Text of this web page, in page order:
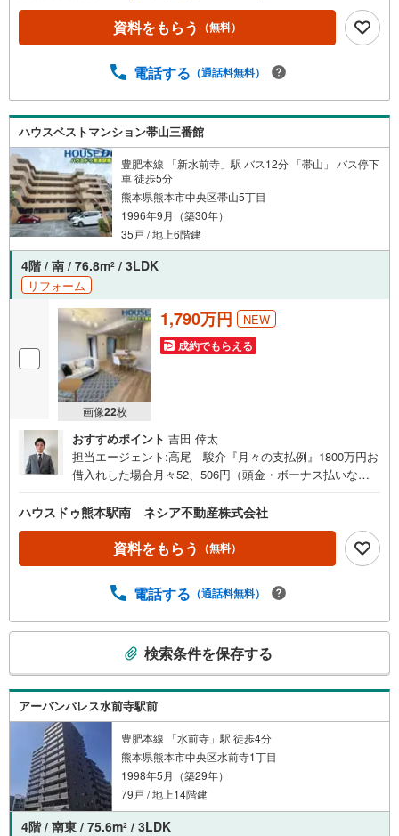
資料をもらう （無料）
電話する （通話料無料）
ハウスベストマンション帯山三番館
豊肥本線 「新水前寺」駅 バス12分 「帯山」 バス停下
車 徒歩5分
熊本県熊本市中央区帯山5丁目
1996年9月（築30年）
35戸 / 地上6階建
4階 / 南 / 76.8m2 / 3LDK
リフォーム
画像22枚
1,790万円 NEW
成約でもらえる
おすすめポイント 吉田 倖太
担当エージェント:高尾 駿介『月々の支払例』1800万円お
借入れした場合月々52、506円（頭金・ボーナス払いなし
で一例です。）『周辺環境』・帯山小学校まで徒歩10分
（約750メートル）・西原中学校まで徒歩14分（約1090メ
ートル）・ゆめマート帯山まで徒歩5分（約370メート
ル）・セブンイレブン熊本帯山5丁目店まで徒歩6分（約41
ル）ハウスドゥ熊本駅南では、多種多様な不動産情報をご
することができますので、まずはご気軽にご相談くださ
ハウスドゥ熊本駅南 ネシア不動産株式会社
資料をもらう （無料）
電話する （通話料無料）
検
索
条
知
を
検索条件を保存する
アーバンパレス水前寺駅前
豊肥本線 「水前寺」駅 徒歩4分
熊本県熊本市中央区水前寺1丁目
1998年5月（築29年）
79戸 / 地上14階建
4階 / 南東 / 75.6m2 / 3LDK